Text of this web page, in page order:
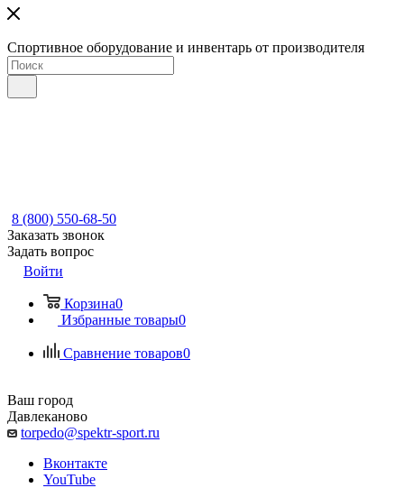
Спортивное оборудование и инвентарь от производителя
8 (800) 550-68-50
Заказать звонок
Задать вопрос
Войти
Корзина0
Избранные товары0
Сравнение товаров0
Ваш город
Давлеканово
torpedo@spektr-sport.ru
Вконтакте
YouTube